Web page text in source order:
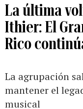
La última
Ithier: El
Rico
La agrupación
mantener el
musical